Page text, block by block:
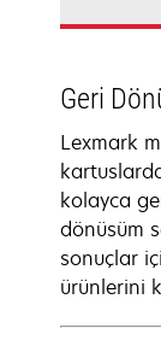
Geri
Lexmark
kolayca
dönüsüm
sonuçlar
ürünlerini